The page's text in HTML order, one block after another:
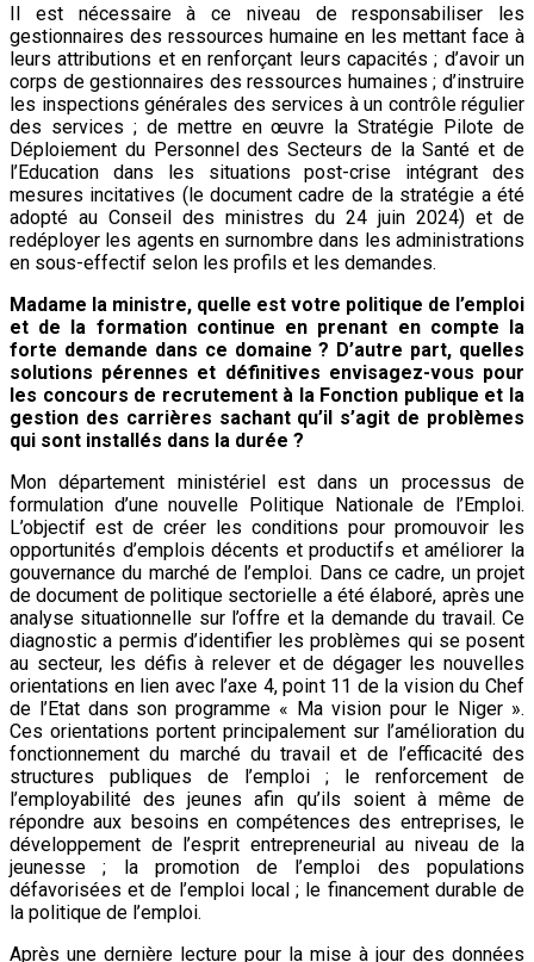
Il est nécessaire à ce niveau de responsabiliser les
gestionnaires des ressources humaine en les mettant face à
leurs attributions et en renforçant leurs capacités ; d’avoir un
corps de gestionnaires des ressources humaines ; d’instruire
les inspections générales des services à un contrôle régulier
des services ; de mettre en œuvre la Stratégie Pilote de
Déploiement du Personnel des Secteurs de la Santé et de
l’Education dans les situations post-crise intégrant des
mesures incitatives (le document cadre de la stratégie a été
adopté au Conseil des ministres du 24 juin 2024) et de
redéployer les agents en surnombre dans les administrations
en sous-effectif selon les profils et les demandes.
Madame la ministre, quelle est votre politique de l’emploi
et de la formation continue en prenant en compte la
forte demande dans ce domaine ? D’autre part, quelles
solutions pérennes et définitives envisagez-vous pour
les concours de recrutement à la Fonction publique et la
gestion des carrières sachant qu’il s’agit de problèmes
qui sont installés dans la durée ?
Mon département ministériel est dans un processus de
formulation d’une nouvelle Politique Nationale de l’Emploi.
L’objectif est de créer les conditions pour promouvoir les
opportunités d’emplois décents et productifs et améliorer la
gouvernance du marché de l’emploi. Dans ce cadre, un projet
de document de politique sectorielle a été élaboré, après une
analyse situationnelle sur l’offre et la demande du travail. Ce
diagnostic a permis d’identifier les problèmes qui se posent
au secteur, les défis à relever et de dégager les nouvelles
orientations en lien avec l’axe 4, point 11 de la vision du Chef
de l’Etat dans son programme « Ma vision pour le Niger ».
Ces orientations portent principalement sur l’amélioration du
fonctionnement du marché du travail et de l’efficacité des
structures publiques de l’emploi ; le renforcement de
l’employabilité des jeunes afin qu’ils soient à même de
répondre aux besoins en compétences des entreprises, le
développement de l’esprit entrepreneurial au niveau de la
jeunesse ; la promotion de l’emploi des populations
défavorisées et de l’emploi local ; le financement durable de
la politique de l’emploi.
Après une dernière lecture pour la mise à jour des données